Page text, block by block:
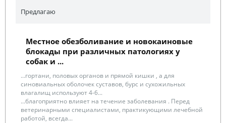
Предлагаю
Местное обезболивание и новокаиновые
блокады при различных патологиях у
собак и ...
...гортани, половых органов и прямой кишки , а для
синовиальных оболочек суставов, бурс и сухожильных
влагалищ используют 4-6...
...благоприятно влияет на течение заболевания . Перед
ветеринарными специалистами, практикующими лечебной
работой, всегда...